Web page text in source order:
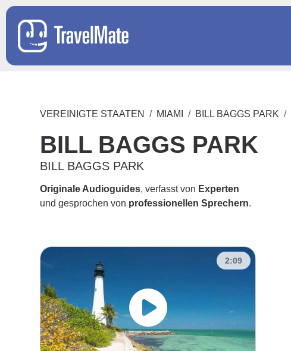
VEREINIGTE STAATEN MIAMI BILL BAGGS PARK
BILL BAGGS PARK
BILL BAGGS PARK
Originale Audioguides, verfasst von Experten
und gesprochen von professionellen Sprechern.
2:09